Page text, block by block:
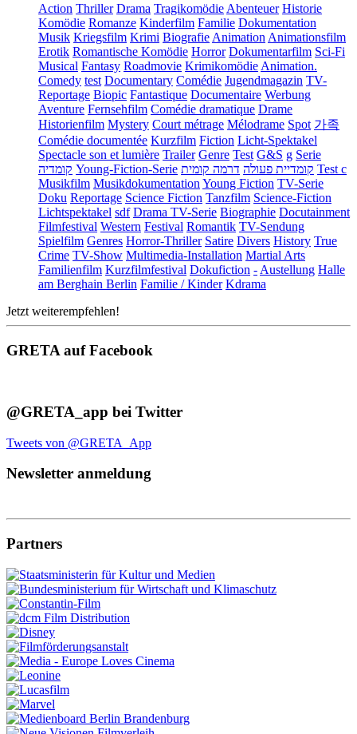
Action Thriller Drama Tragikomödie Abenteuer Historie
Komödie Romanze Kinderfilm Familie Dokumentation
Musik Kriegsfilm Krimi Biografie Animation Animationsfilm
Erotik Romantische Komödie Horror Dokumentarfilm Sci-Fi
Musical Fantasy Roadmovie Krimikomödie Animation.
Comedy test Documentary Comédie Jugendmagazin TV-
Reportage Biopic Fantastique Documentaire Werbung
Aventure Fernsehfilm Comédie dramatique Drame
Historienfilm Mystery Court métrage Mélodrame Spot 가족
Comédie documentée Kurzfilm Fiction Licht-Spektakel
Spectacle son et lumière Trailer Genre Test G&S g Serie
קומדיה Young-Fiction-Serie קומדיית פעולה דרמה קומית
Test c
Musikfilm Musikdokumentation Young Fiction TV-Serie
Doku Reportage Science Fiction Tanzfilm Science-Fiction
Lichtspektakel sdf Drama TV-Serie Biographie Docutainment
Filmfestival Western Festival Romantik TV-Sendung
Spielfilm Genres Horror-Thriller Satire Divers History True
Crime TV-Show Multimedia-Installation Martial Arts
Familienfilm Kurzfilmfestival Dokufiction - Austellung Halle
am Berghain Berlin Familie / Kinder Kdrama
Jetzt weiterempfehlen!
GRETA auf Facebook
@GRETA_app bei Twitter
Tweets von @GRETA_App
Newsletter anmeldung
Partners